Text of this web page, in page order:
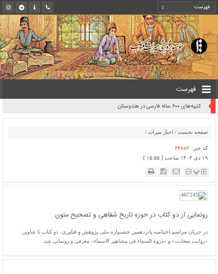
فهرست
کتیبه‌های ۶۰۰ ساله فارسی در هندوستان
صفحه نخست / اخبار میراث /
کد خبر: ۴۴۸۸۲
۱۹ دی ۱۴۰۳ ساعت [ ۱۵:۵۵ ]
پ
رونمایی از دو کتاب در حوزه تاریخ شفاهی و تصحیح متون
در جریان مراسم اختتامیه پانزدهمین جشنواره ملی پژوهش و فناوری، دو کتاب با عناوین
«روایت سعادت» و «ذروة السماء فی مشاهیر الاسماء» معرفی و رونمایی شد.